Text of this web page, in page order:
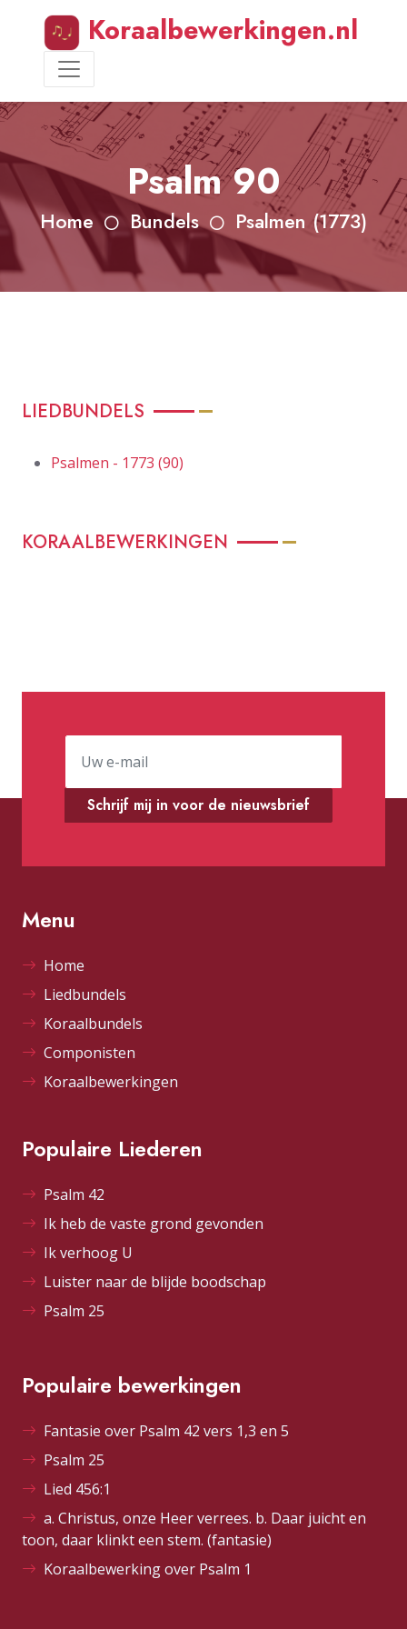
Koraalbewerkingen.nl
Psalm 90
Home Bundels Psalmen (1773)
LIEDBUNDELS
Psalmen - 1773 (90)
KORAALBEWERKINGEN
Schrijf mij in voor de nieuwsbrief
Menu
Home
Liedbundels
Koraalbundels
Componisten
Koraalbewerkingen
Populaire Liederen
Psalm 42
Ik heb de vaste grond gevonden
Ik verhoog U
Luister naar de blijde boodschap
Psalm 25
Populaire bewerkingen
Fantasie over Psalm 42 vers 1,3 en 5
Psalm 25
Lied 456:1
a. Christus, onze Heer verrees. b. Daar juicht en
toon, daar klinkt een stem. (fantasie)
Koraalbewerking over Psalm 1